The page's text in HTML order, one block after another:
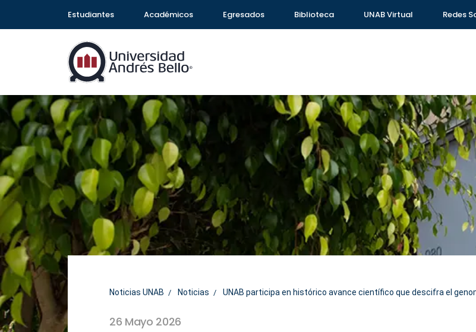
Estudiantes Académicos Egresados Biblioteca UNAB Virtual Redes
Noticias UNAB Noticias UNAB participa en histórico avance científico que descifra el
26 Mayo 2026